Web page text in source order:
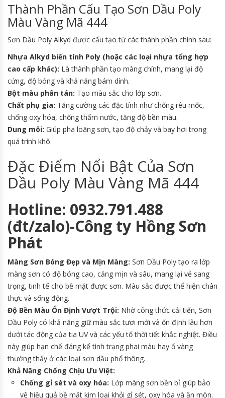
Thành Phần Cấu Tạo Sơn Dầu Poly
Màu Vàng Mã 444
Sơn Dầu Poly Alkyd được cấu tạo từ các thành phần chính sau:
Nhựa Alkyd biến tính Poly (hoặc các loại nhựa tổng hợp
cao cấp khác): Là thành phần tạo màng chính, mang lại độ
cứng, độ bóng và khả năng bám dính.
Bột màu phân tán: Tạo màu sắc cho lớp sơn.
Chất phụ gia: Tăng cường các đặc tính như chống rêu mốc,
chống oxy hóa, chống thấm nước, tăng độ bền màu.
Dung môi: Giúp pha loãng sơn, tạo độ chảy và bay hơi trong
quá trình khô.
Đặc Điểm Nổi Bật Của Sơn
Dầu Poly Màu Vàng Mã 444
Hotline: 0932.791.488
(đt/zalo)-Công ty Hồng Sơn
Phát
Màng Sơn Bóng Đẹp và Mịn Màng: Sơn Dầu Poly tạo ra lớp
màng sơn có độ bóng cao, căng mịn và sâu, mang lại vẻ sang
trọng, tinh tế cho bề mặt được sơn. Màu sắc được thể hiện chân
thực và sống động.
Độ Bền Màu Ổn Định Vượt Trội: Nhờ công thức cải tiến, Sơn
Dầu Poly có khả năng giữ màu sắc tươi mới và ổn định lâu hơn
dưới tác động của tia UV và các yếu tố thời tiết khắc nghiệt. Điều
này giúp hạn chế đáng kể tình trạng phai màu hay ố vàng
thường thấy ở các loại sơn dầu phổ thông.
Khả Năng Chống Chịu Ưu Việt:
Chống gỉ sét và oxy hóa: Lớp màng sơn bền bỉ giúp bảo
vệ hiệu quả bề mặt kim loại khỏi gỉ sét, oxy hóa và ăn mòn.